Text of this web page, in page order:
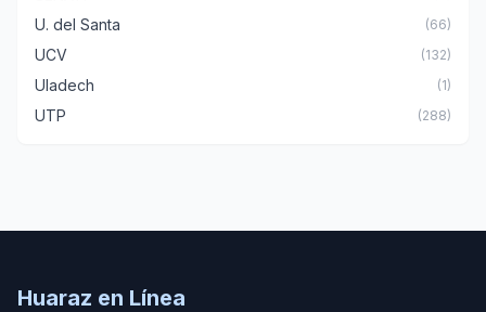
U. del Santa (66)
UCV (132)
Uladech (1)
UTP (288)
Huaraz en Línea